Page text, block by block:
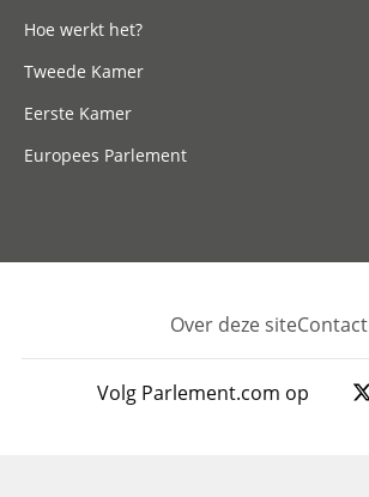
Hoe werkt het?
Tweede Kamer
Eerste Kamer
Europees Parlement
Footer
Over deze siteContact
Volg Parlement.com op